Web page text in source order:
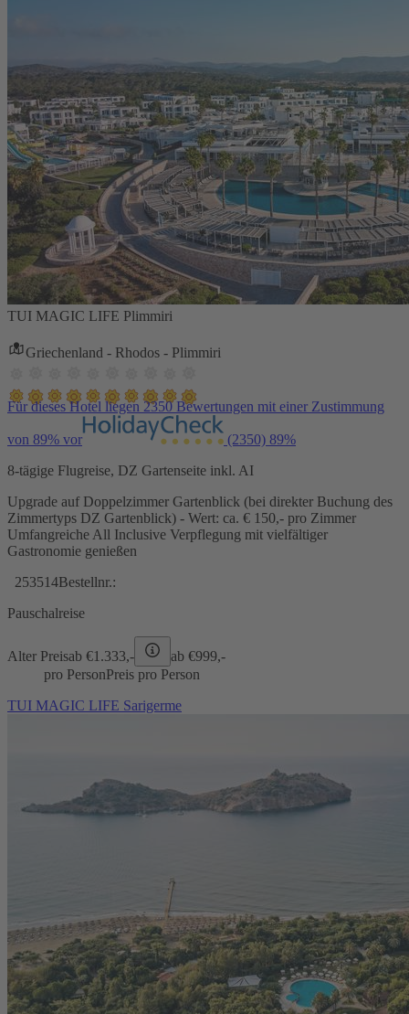
TUI MAGIC LIFE Plimmiri
Griechenland - Rhodos - Plimmiri
Für dieses Hotel liegen 2350 Bewertungen mit einer Zustimmung
von 89% vor (2350) 89%
8-tägige Flugreise, DZ Gartenseite inkl. AI
Upgrade auf Doppelzimmer Gartenblick (bei direkter Buchung des
Zimmertyps DZ Gartenblick) - Wert: ca. € 150,- pro Zimmer
Umfangreiche All Inclusive Verpflegung mit vielfältiger
Gastronomie genießen
253514Bestellnr.:
Pauschalreise
Alter Preisab €1.333,- ab €999,-
pro PersonPreis pro Person
TUI MAGIC LIFE Sarigerme